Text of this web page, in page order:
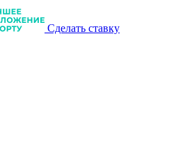
Сделать ставку